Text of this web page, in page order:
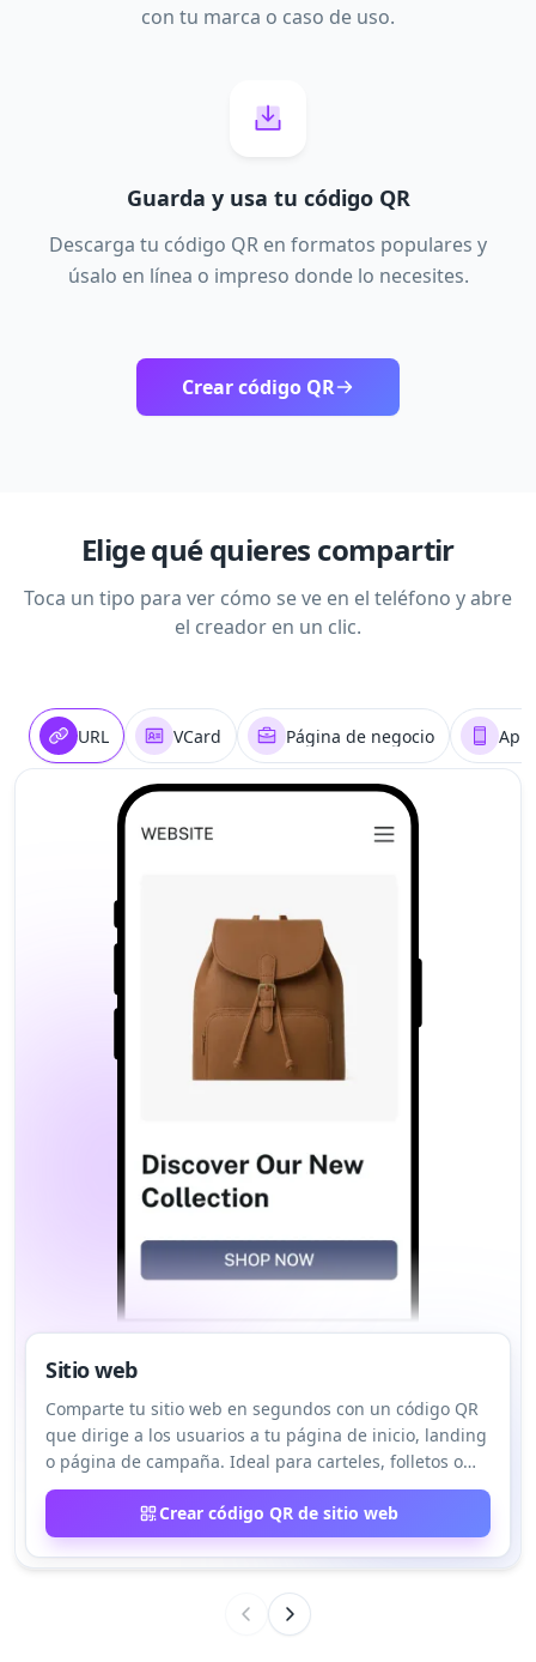
con tu marca o caso de uso.
Guarda y usa tu código QR
Descarga tu código QR en formatos populares y
úsalo en línea o impreso donde lo necesites.
Crear código QR
Elige qué quieres compartir
Toca un tipo para ver cómo se ve en el teléfono y abre
el creador en un clic.
URL VCard Página de negocio
Sitio web
Comparte tu sitio web en segundos con un código QR
que dirige a los usuarios a tu página de inicio, landing
o página de campaña. Ideal para carteles, folletos o
tarjetas; elimina escribir URLs largas. Un escaneo
conecta al instante a tu audiencia con tu presencia
online.
Crear código QR de sitio web